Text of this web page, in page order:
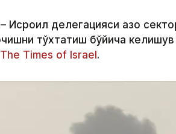
Исроил делегацияси Ғазо
тўхтатиш бўйича
The Times of Israel .